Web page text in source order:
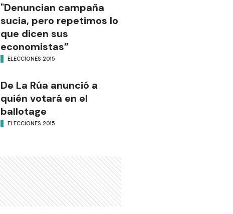
"Denuncian campaña
sucia, pero repetimos lo
que dicen sus
economistas”
ELECCIONES 2015
De La Rúa anunció a
quién votará en el
ballotage
ELECCIONES 2015